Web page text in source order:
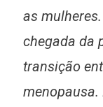
as
chegada da
transição
menopausa.